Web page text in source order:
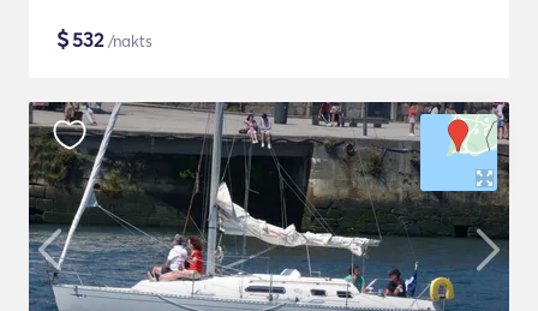
$532/nakts